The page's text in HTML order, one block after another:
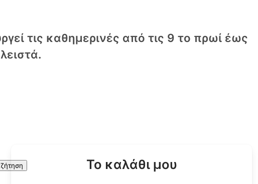
τις καθημερινές από τις 9 το πρωί έως
Το καλάθι μου